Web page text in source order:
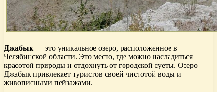
Джабык — это уникальное озеро, расположенное в
Челябинской области. Это место, где можно насладиться
красотой природы и отдохнуть от городской суеты. Озеро
Джабык привлекает туристов своей чистотой воды и
живописными пейзажами.